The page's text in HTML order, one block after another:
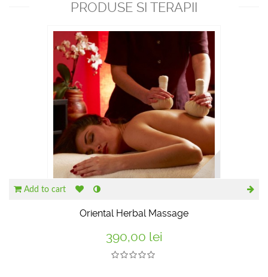
PRODUSE SI TERAPII
RECOMANDATE
Add to cart
Oriental Herbal Massage
390,00 lei